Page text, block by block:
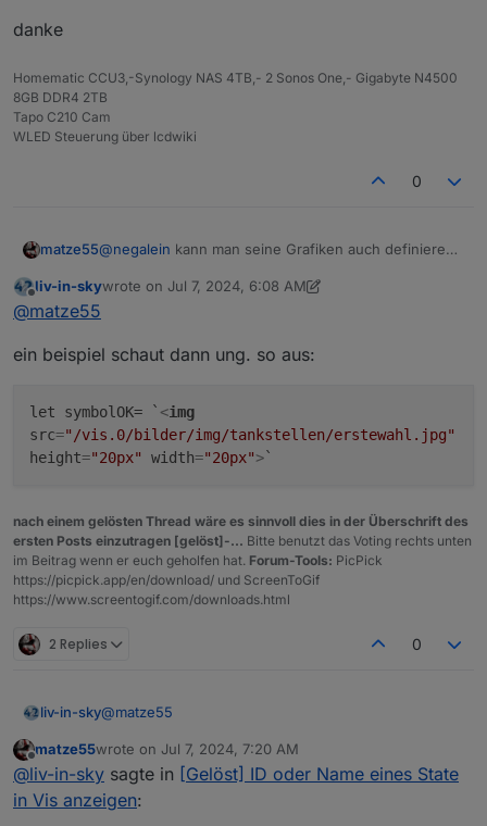
danke
Homematic CCU3,-Synology NAS 4TB,- 2 Sonos One,- Gigabyte N4500
8GB DDR4 2TB
Tapo C210 Cam
WLED Steuerung über lcdwiki
0
matze55@negalein kann man seine Grafiken auch definieren,
würde nur die Eintragung intterisiren wie man das
bewerkstelligt.
Offline
liv-in-skywrote on Jul 7, 2024, 6:08 AM
last edited by liv-in-skyJul 7, 2024, 8:08 AM
@matze55
ein beispiel schaut dann ung. so aus:
let symbolOK= `<img
src="/vis.0/bilder/img/tankstellen/erstewahl.jpg"
height="20px" width="20px">`
nach einem gelösten Thread wäre es sinnvoll dies in der Überschrift des
ersten Posts einzutragen [gelöst]-... Bitte benutzt das Voting rechts unten
im Beitrag wenn er euch geholfen hat. Forum-Tools: PicPick
https://picpick.app/en/download/ und ScreenToGif
https://www.screentogif.com/downloads.html
2 Replies 0
liv-in-sky@matze55
ein beispiel schaut dann ung. so aus:
Offline
matze55wrote on Jul 7, 2024, 7:20 AM
last edited by
@liv-in-sky sagte in [Gelöst] ID oder Name eines State
in Vis anzeigen: